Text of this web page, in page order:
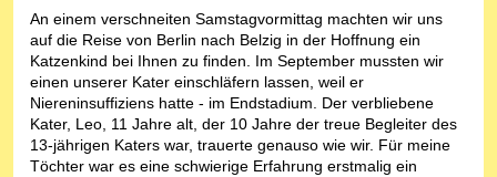
An einem verschneiten Samstagvormittag machten wir uns
auf die Reise von Berlin nach Belzig in der Hoffnung ein
Katzenkind bei Ihnen zu finden. Im September mussten wir
einen unserer Kater einschläfern lassen, weil er
Niereninsuffiziens hatte - im Endstadium. Der verbliebene
Kater, Leo, 11 Jahre alt, der 10 Jahre der treue Begleiter des
13-jährigen Katers war, trauerte genauso wie wir. Für meine
Töchter war es eine schwierige Erfahrung erstmalig ein